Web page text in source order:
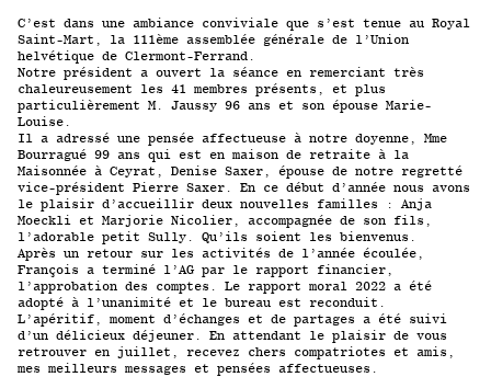
C’est dans une ambiance conviviale que s’est tenue au Royal
Saint-Mart, la 111ème assemblée générale de l’Union
helvétique de Clermont-Ferrand.
Notre président a ouvert la séance en remerciant très
chaleureusement les 41 membres présents, et plus
particulièrement M. Jaussy 96 ans et son épouse Marie-
Louise.
Il a adressé une pensée affectueuse à notre doyenne, Mme
Bourragué 99 ans qui est en maison de retraite à la
Maisonnée à Ceyrat, Denise Saxer, épouse de notre regretté
vice-président Pierre Saxer. En ce début d’année nous avons
le plaisir d’accueillir deux nouvelles familles : Anja
Moeckli et Marjorie Nicolier, accompagnée de son fils,
l’adorable petit Sully. Qu’ils soient les bienvenus.
Après un retour sur les activités de l’année écoulée,
François a terminé l’AG par le rapport financier,
l’approbation des comptes. Le rapport moral 2022 a été
adopté à l’unanimité et le bureau est reconduit.
L’apéritif, moment d’échanges et de partages a été suivi
d’un délicieux déjeuner. En attendant le plaisir de vous
retrouver en juillet, recevez chers compatriotes et amis,
mes meilleurs messages et pensées affectueuses.